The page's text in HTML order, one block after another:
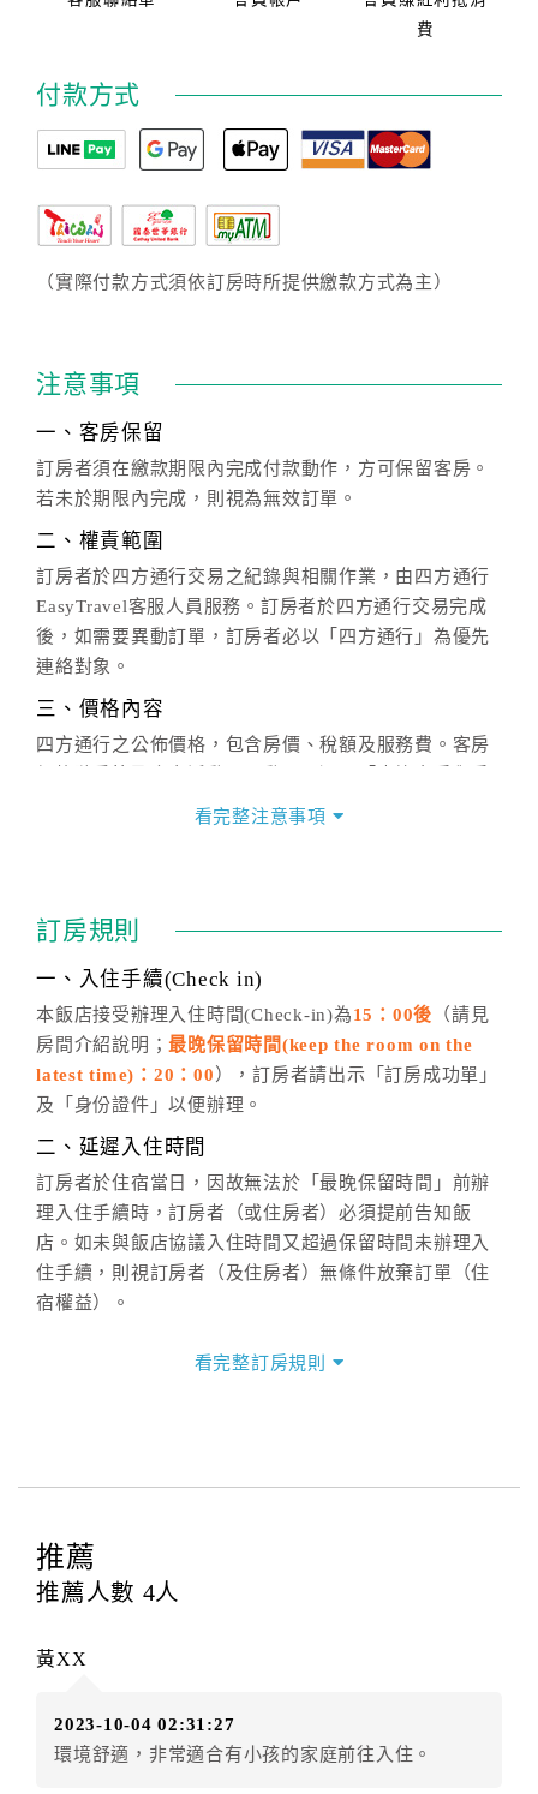
費
付款方式
（實際付款方式須依訂房時所提供繳款方式為主）
注意事項
一、客房保留
訂房者須在繳款期限內完成付款動作，方可保留客房。
若未於期限內完成，則視為無效訂單。
二、權責範圍
訂房者於四方通行交易之紀錄與相關作業，由四方通行
EasyTravel客服人員服務。訂房者於四方通行交易完成
後，如需要異動訂單，訂房者必以「四方通行」為優先
連絡對象。
三、價格內容
四方通行之公佈價格，包含房價、稅額及服務費。客房
價」之當日價格為標準。
話方式異動訂單。
※非客服時間之申辦異動，皆為次日計算及辦理。
五、客服時間
週一至週日，上午9:00～晚上6:00
六、聯絡方式
(07)9682715 。
看完整注意事項
訂房規則
一、入住手續(Check in)
本飯店接受辦理入住時間(Check-in)為15：00後 （請見
房間介紹說明；最晚保留時間(keep the room on the
latest time)：20：00 ），訂房者請出示「訂房成功單」
及「身份證件」以便辦理。
二、延遲入住時間
訂房者於住宿當日，因故無法於「最晚保留時間」前辦
理入住手續時，訂房者（或住房者）必須提前告知飯
店。如未與飯店協議入住時間又超過保留時間未辦理入
住手續，則視訂房者（及住房者）無條件放棄訂單（住
宿權益）。
四、取消訂單
◎住房日3天前辦理者，訂單費用扣除總計0%為手續費
◎住房日1天前辦理者，訂單費用扣除總計50%為手續費
◎住房日當日辦理者，訂單費用扣除總計100%為手續費
◎住房日當日未辦理入住手續者，視同住房，已付訂單
五、天候因素
看完整訂房規則
推薦
推薦人數 4人
黃XX
2023-10-04 02:31:27
環境舒適，非常適合有小孩的家庭前往入住。